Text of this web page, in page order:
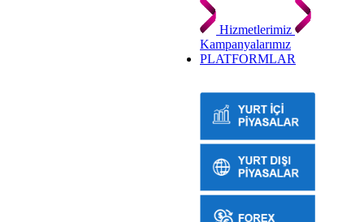
Hizmetlerimiz
Kampanyalarımız
PLATFORMLAR